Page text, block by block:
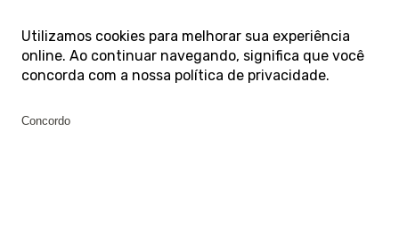
Utilizamos cookies para melhorar sua experiência
online. Ao continuar navegando, significa que você
concorda com a nossa política de privacidade.
Concordo